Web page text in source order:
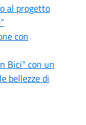
al progetto
con
Bici" con un
bellezze di